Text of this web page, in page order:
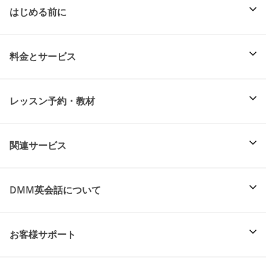
はじめる前に
料金とサービス
レッスン予約・教材
関連サービス
DMM英会話について
お客様サポート